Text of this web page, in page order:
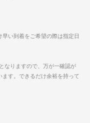
い到着をご希望の際は指定日
なりますので、万が一確認が
す。できるだけ余裕を持って